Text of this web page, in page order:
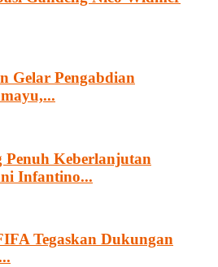
Gelar Pengabdian
Keberlanjutan
Infantino...
Tegaskan Dukungan